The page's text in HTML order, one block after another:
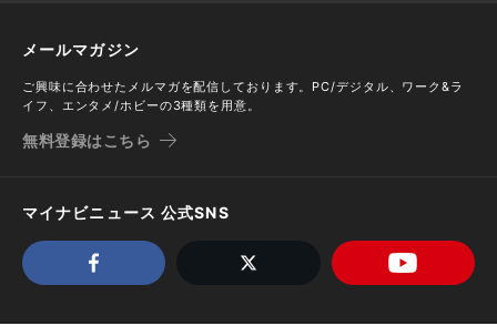
メールマガジン
ご興味に合わせたメルマガを配信しております。PC/デジタル、ワーク&ラ
イフ、エンタメ/ホビーの3種類を用意。
無料登録はこちら
マイナビニュース 公式SNS